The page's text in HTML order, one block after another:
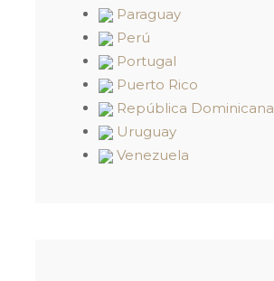
Paraguay
Perú
Portugal
Puerto Rico
República Dominicana
Uruguay
Venezuela